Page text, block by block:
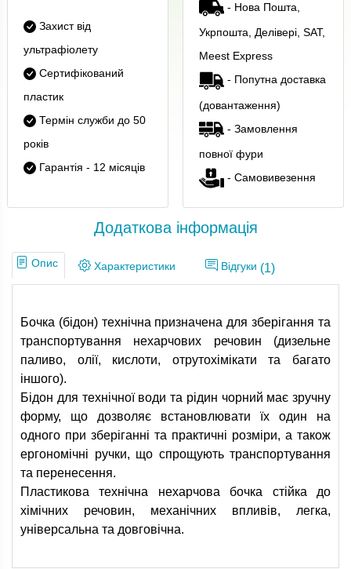
Захист від
ультрафіолету
Сертифікований
пластик
Термін служби до 50
років
Гарантія - 12 місяців
- Нова Пошта,
Укрпошта, Делівері, SAT,
Meest Express
- Попутна доставка
(довантаження)
- Замовлення
повної фури
- Самовивезення
Додаткова інформація
Опис Характеристики Відгуки (1)
Бочка (бідон) технічна призначена для зберігання та
транспортування нехарчових речовин (дизельне
паливо, олії, кислоти, отрутохімікати та багато
іншого).
Бідон для технічної води та рідин чорний має зручну
форму, що дозволяє встановлювати їх один на
одного при зберіганні та практичні розміри, а також
ергономічні ручки, що спрощують транспортування
та перенесення.
Пластикова технічна нехарчова бочка стійка до
хімічних речовин, механічних впливів, легка,
універсальна та довговічна.